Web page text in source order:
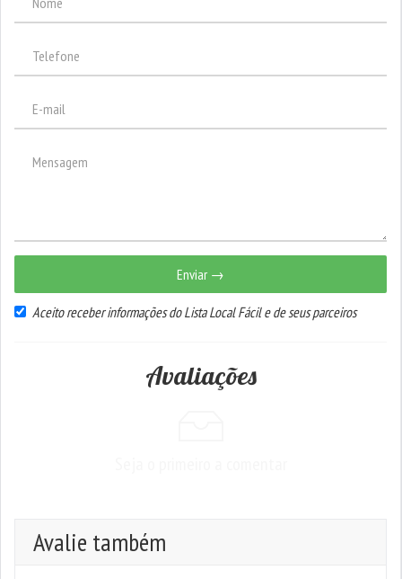
Enviar →
Aceito receber informações do Lista Local Fácil e de seus parceiros
Avaliações
Avalie também